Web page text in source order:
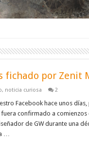
fichado por Zenit
, noticia curiosa 2
Facebook hace unos
confirmado a comienzos
de GW durante una
…